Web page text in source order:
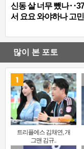
신동 살 너무 뺐나
서 요요 와야하나 고
많이 본 포토
트리플에스 김채연, 개
그맨 김규..